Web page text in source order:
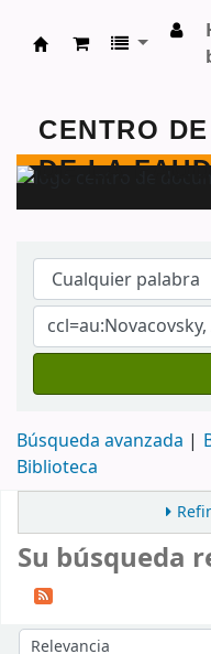
Centro de
Búsqueda avanzada
Biblioteca
Su búsqueda
Ordenar por: